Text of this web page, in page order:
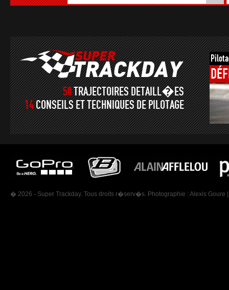
50TRAJECTOIRES DETAILL�ES
14CONSEILS ET TECHNIQUES DE PILOTAGE
� 2026 - Super Trackday. Tous droits r�serv�s. Photographie : Alexis Goure